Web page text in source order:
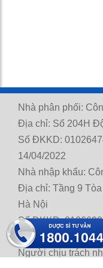
Nhà phân phối:
Địa chỉ: Số 204H
Số ĐKKD:
14/04/2022
Nhà nhập khẩu:
Địa chỉ: Tầng 9
Hà Nội
Số ĐKKD:
21/11/2014
Người chịu trách